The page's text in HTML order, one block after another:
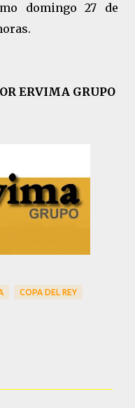
domingo 27 de
ERVIMA GRUPO
COPA DEL REY